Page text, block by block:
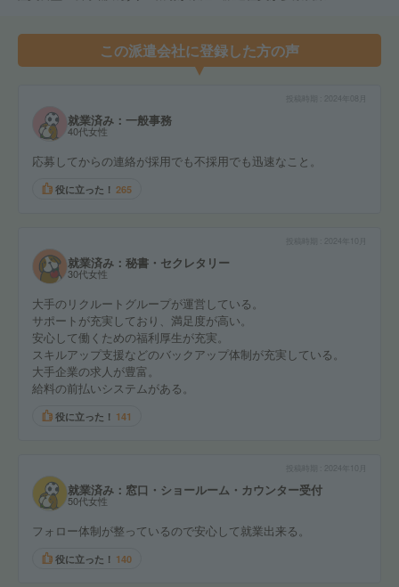
この派遣会社に登録した方の声
2024年08月
就業済み：一般事務
40代女性
応募してからの連絡が採用でも不採用でも迅速なこと。
役に立った！ 265
2024年10月
就業済み：秘書・セクレタリー
30代女性
大手のリクルートグループが運営している。
サポートが充実しており、満足度が高い。
安心して働くための福利厚生が充実。
スキルアップ支援などのバックアップ体制が充実している。
大手企業の求人が豊富。
給料の前払いシステムがある。
役に立った！ 141
2024年10月
就業済み：窓口・ショールーム・カウンター受付
50代女性
フォロー体制が整っているので安心して就業出来る。
役に立った！ 140